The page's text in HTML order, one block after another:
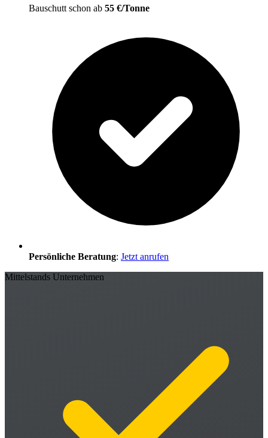
Bauschutt schon ab 55 €/Tonne
Persönliche Beratung: Jetzt anrufen
Mittelstands Unternehmen